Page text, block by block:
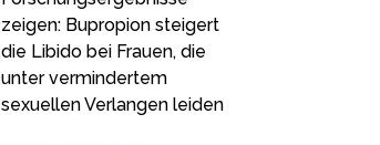
zeigen: Bupropion steigert
die Libido bei Frauen, die
unter vermindertem
sexuellen Verlangen leiden